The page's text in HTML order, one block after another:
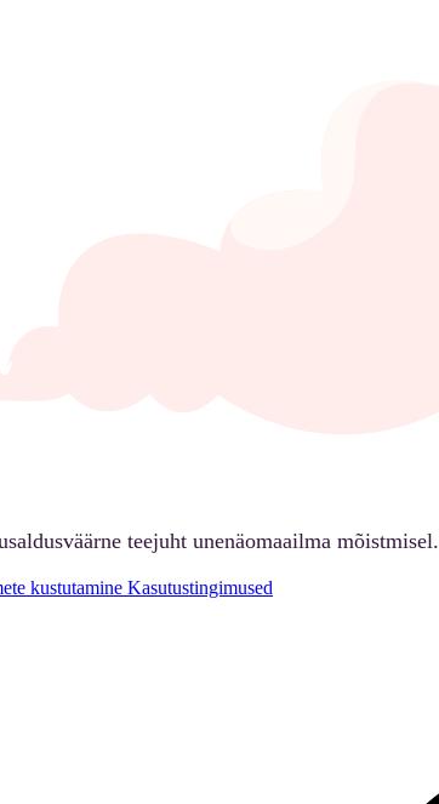
teejuht unenäomaailma mõistmisel.
kustutamine Kasutustingimused